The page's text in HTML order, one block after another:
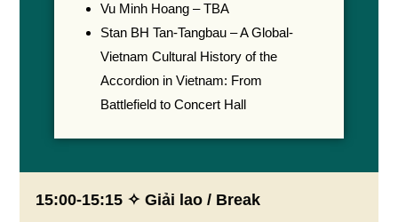
Vu Minh Hoang – TBA
Stan BH Tan-Tangbau – A Global-
Vietnam Cultural History of the
Accordion in Vietnam: From
Battlefield to Concert Hall
15:00-15:15 ✧ Giải lao / Break